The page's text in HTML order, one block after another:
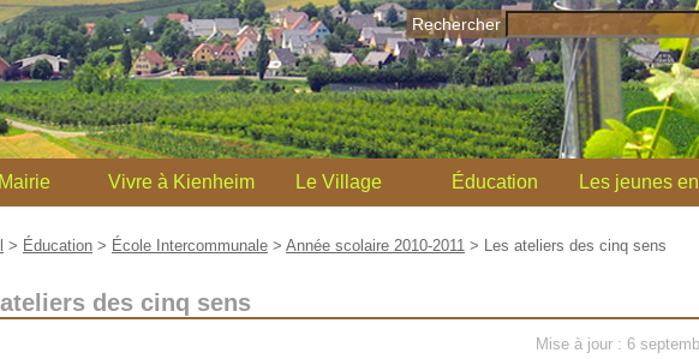
Rechercher
Mairie Vivre à Kienheim Le Village Éducation Les jeunes
> Éducation > École Intercommunale > Année scolaire 2010-2011 > Les ateliers des cinq sens
des cinq sens
Mise à jour : 6